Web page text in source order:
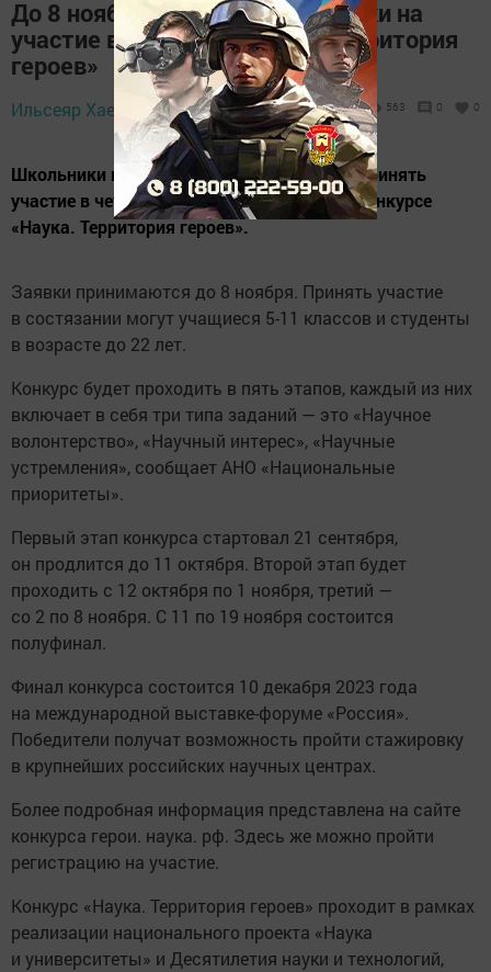
До 8 ноября принимаются заявки на
участие в конкурсе «Наука. Территория
героев»
Ильсеяр Хаертдинова, 10 октября 2023 -
13:22
563 0 0
Школьники и студенты Татарстана могут принять
участие в четвертом научно-популярном конкурсе
«Наука. Территория героев».
Заявки принимаются до 8 ноября. Принять участие
в состязании могут учащиеся 5-11 классов и студенты
в возрасте до 22 лет.
Конкурс будет проходить в пять этапов, каждый из них
включает в себя три типа заданий — это «Научное
волонтерство», «Научный интерес», «Научные
устремления», сообщает АНО «Национальные
приоритеты».
Первый этап конкурса стартовал 21 сентября,
он продлится до 11 октября. Второй этап будет
проходить с 12 октября по 1 ноября, третий —
со 2 по 8 ноября. С 11 по 19 ноября состоится
полуфинал.
Финал конкурса состоится 10 декабря 2023 года
на международной выставке-форуме «Россия».
Победители получат возможность пройти стажировку
в крупнейших российских научных центрах.
Более подробная информация представлена на сайте
конкурса герои. наука. рф. Здесь же можно пройти
регистрацию на участие.
Конкурс «Наука. Территория героев» проходит в рамках
реализации национального проекта «Наука
и университеты» и Десятилетия науки и технологий,